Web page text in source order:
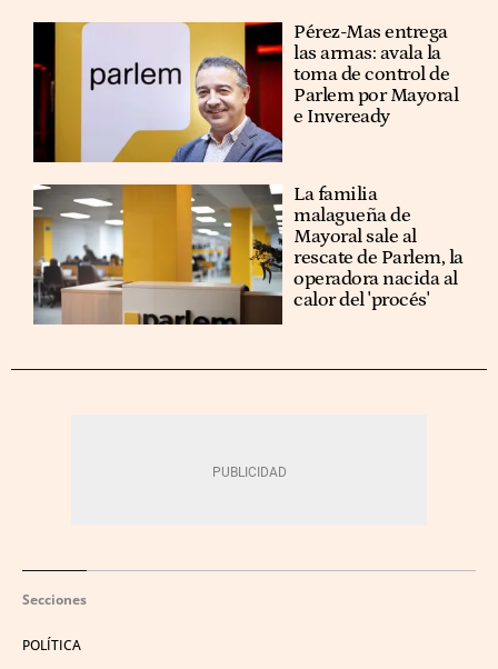
Pérez-Mas entrega
las armas: avala la
toma de control de
Parlem por Mayoral
e Inveready
La familia
malagueña de
Mayoral sale al
rescate de Parlem, la
operadora nacida al
calor del 'procés'
Secciones
POLÍTICA